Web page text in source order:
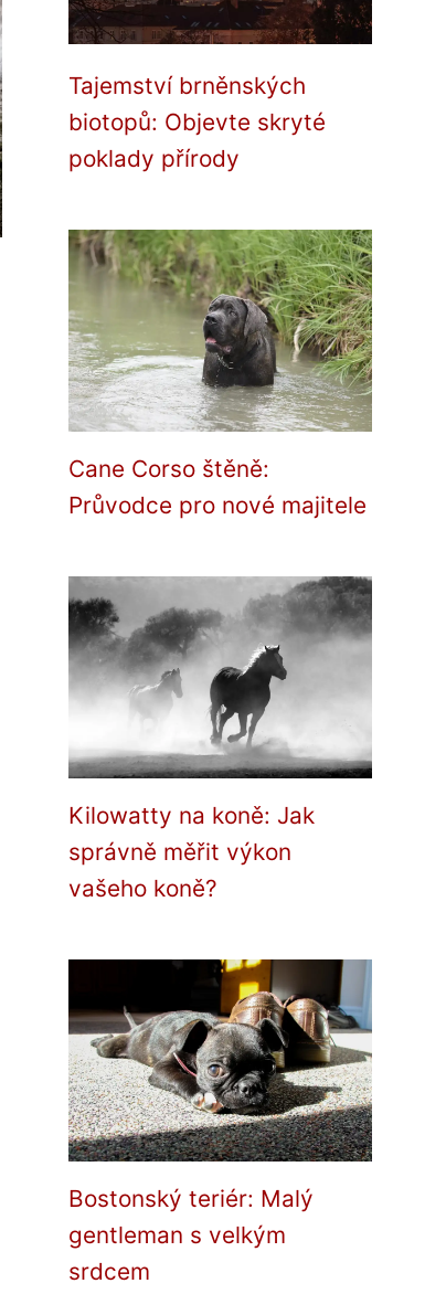
Tajemství brněnských
biotopů: Objevte skryté
poklady přírody
Cane Corso štěně:
Průvodce pro nové majitele
Kilowatty na koně: Jak
správně měřit výkon
vašeho koně?
Bostonský teriér: Malý
gentleman s velkým
srdcem